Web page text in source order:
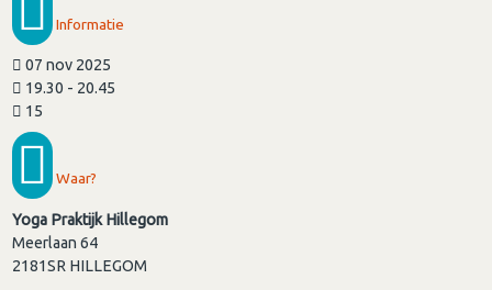
Informatie
07 nov 2025
19.30 - 20.45
15
Waar?
Yoga Praktijk Hillegom
Meerlaan 64
2181SR HILLEGOM